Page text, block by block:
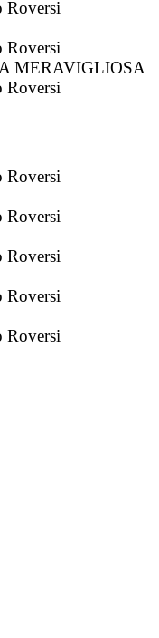
Roversi
Roversi
MERAVIGLIOSA
Roversi
Roversi
Roversi
Roversi
Roversi
Roversi